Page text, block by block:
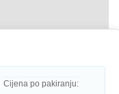
Cijena po pakiranju: